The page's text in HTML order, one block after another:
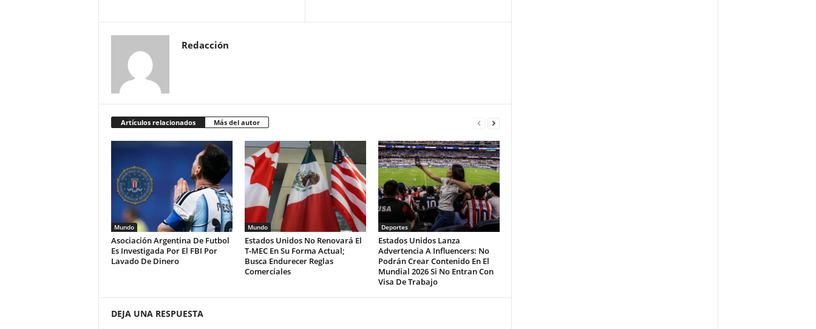
Redacción
Artículos relacionados Más del autor
Mundo
Asociación Argentina De Futbol
Es Investigada Por El FBI Por
Lavado De Dinero
Mundo
Estados Unidos No Renovará El
T-MEC En Su Forma Actual;
Busca Endurecer Reglas
Comerciales
Deportes
Estados Unidos Lanza
Advertencia A Influencers: No
Podrán Crear Contenido En El
Mundial 2026 Si No Entran Con
Visa De Trabajo
DEJA UNA RESPUESTA